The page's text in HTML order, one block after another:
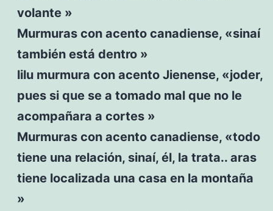
volante »
Murmuras con acento canadiense, «sinaí
también está dentro »
lilu murmura con acento Jienense, «joder,
pues si que se a tomado mal que no le
acompañara a cortes »
Murmuras con acento canadiense, «todo
tiene una relación, sinaí, él, la trata.. aras
tiene localizada una casa en la montaña
»